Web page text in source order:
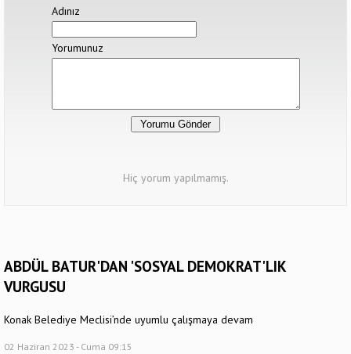
Adınız
Yorumunuz
Hiç yorum yapılmamış.
ABDÜL BATUR'DAN 'SOSYAL DEMOKRAT'LIK
VURGUSU
Konak Belediye Meclisi’nde uyumlu çalışmaya devam
02 Haziran 2023 - Cuma 09:15